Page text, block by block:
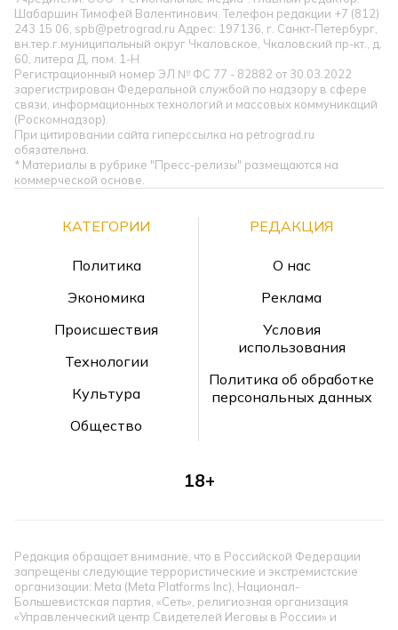
Шабаршин Тимофей Валентинович. Телефон редакции +7 (812)
243 15 06, spb@petrograd.ru Адрес: 197136, г. Санкт-Петербург,
вн.тер.г.муниципальный округ Чкаловское, Чкаловский пр-кт., д.
60, литера Д, пом. 1-Н
Регистрационный номер ЭЛ № ФС 77 - 82882 от 30.03.2022
зарегистрирован Федеральной службой по надзору в сфере
связи, информационных технологий и массовых коммуникаций
(Роскомнадзор).
При цитировании сайта гиперссылка на petrograd.ru
обязательна.
* Материалы в рубрике "Пресс-релизы" размещаются на
коммерческой основе.
КАТЕГОРИИ
Политика
Экономика
Происшествия
Технологии
Культура
Общество
РЕДАКЦИЯ
О нас
Реклама
Условия
использования
Политика об обработке
персональных данных
18+
Редакция обращает внимание, что в Российской Федерации
запрещены следующие террористические и экстремистские
организации: Meta (Meta Platforms Inc), Национал-
Большевистская партия, «Сеть», религиозная организация
«Управленческий центр Свидетелей Иеговы в России» и